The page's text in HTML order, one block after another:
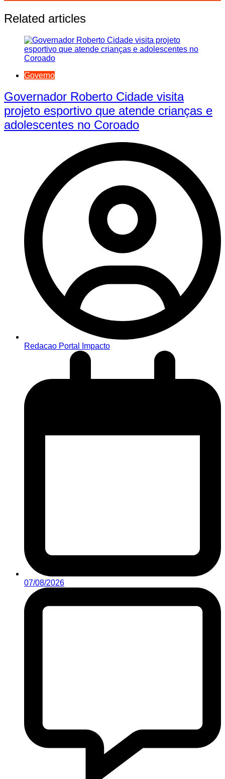
Related articles
Governo
Governador Roberto Cidade visita
projeto esportivo que atende crianças e
adolescentes no Coroado
Redacao Portal Impacto
07/08/2026